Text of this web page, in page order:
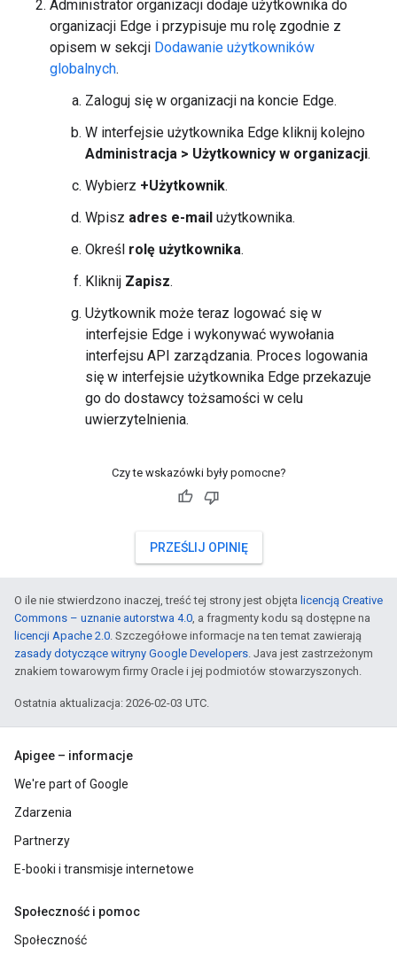
Administrator organizacji dodaje użytkownika do
organizacji Edge i przypisuje mu rolę zgodnie z
opisem w sekcji Dodawanie użytkowników
globalnych.
Zaloguj się w organizacji na koncie Edge.
W interfejsie użytkownika Edge kliknij kolejno
Administracja > Użytkownicy w organizacji.
Wybierz +Użytkownik.
Wpisz adres e-mail użytkownika.
Określ rolę użytkownika.
Kliknij Zapisz.
Użytkownik może teraz logować się w
interfejsie Edge i wykonywać wywołania
interfejsu API zarządzania. Proces logowania
się w interfejsie użytkownika Edge przekazuje
go do dostawcy tożsamości w celu
uwierzytelnienia.
Czy te wskazówki były pomocne?
PRZEŚLIJ OPINIĘ
O ile nie stwierdzono inaczej, treść tej strony jest objęta licencją Creative
Commons – uznanie autorstwa 4.0, a fragmenty kodu są dostępne na
licencji Apache 2.0. Szczegółowe informacje na ten temat zawierają
zasady dotyczące witryny Google Developers. Java jest zastrzeżonym
znakiem towarowym firmy Oracle i jej podmiotów stowarzyszonych.
Ostatnia aktualizacja: 2026-02-03 UTC.
Apigee – informacje
We're part of Google
Zdarzenia
Partnerzy
E-booki i transmisje internetowe
Społeczność i pomoc
Społeczność